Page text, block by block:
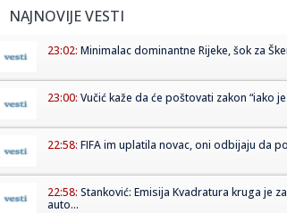
NAJNOVIJE VESTI
23:02: Minimalac dominantne Rijeke, šok za
23:00: Vučić kaže da će poštovati zakon “iako
22:58: FIFA im uplatila novac, oni odbijaju da
22:58: Stanković: Emisija Kvadratura kruga je
auto...